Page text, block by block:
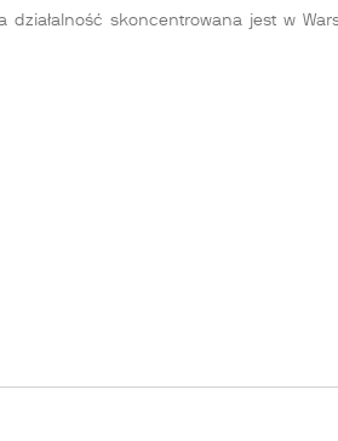
skoncentrowana jest w